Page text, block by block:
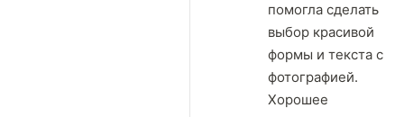
помогла сделать
выбор красивой
формы и текста с
фотографией.
Хорошее